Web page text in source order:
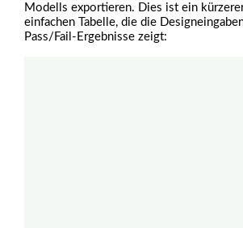
Modells exportieren. Dies ist ein
einfachen Tabelle, die die
Pass/Fail-Ergebnisse zeigt: